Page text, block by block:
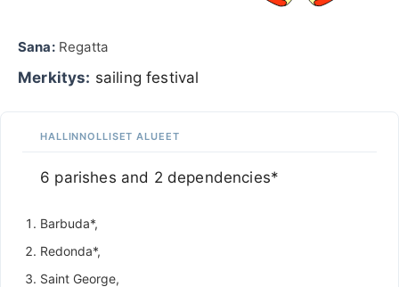
Sana:Regatta
Merkitys: sailing festival
HALLINNOLLISET ALUEET
6 parishes and 2 dependencies*
Barbuda*,
Redonda*,
Saint George,